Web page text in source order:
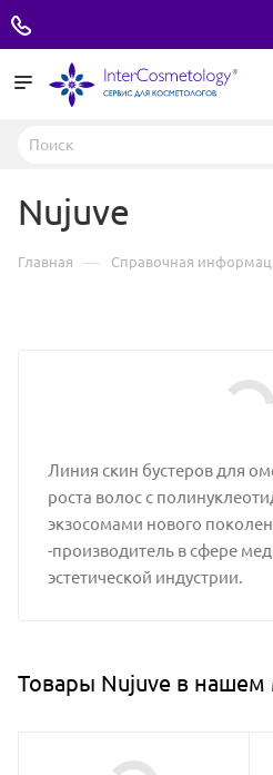
Nujuve
Главная — Справочная
Линия скин бустеров для
роста волос с
экзосомами нового
-производитель в сфере
эстетической индустрии.
Товары Nujuve в нашем